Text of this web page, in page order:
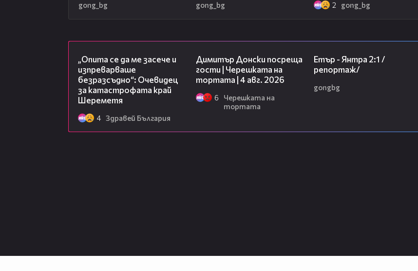
gong_bg gong_bg 2 gong_bg
„Опита се да ме засече и
изпреварваше
безразсъдно“: Очевидец
за катастрофата край
Шереметя
4 Здравей България
Димитър Донски посреща
гости | Черешката на
тортата | 4 авг. 2026
6
Черешката на
тортата
Етър - Янтра 2:1 /
репортаж/
gongbg